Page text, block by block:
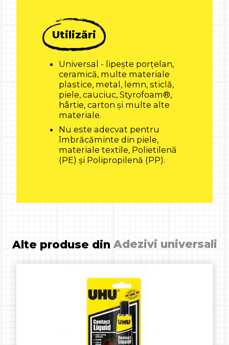
Utilizări
Universal - lipește porțelan,
ceramică, multe materiale
plastice, metal, lemn, sticlă,
piele, cauciuc, Styrofoam®,
hârtie, carton și multe alte
materiale.
Nu este adecvat pentru
îmbrăcăminte din piele,
materiale textile, Polietilenă
(PE) și Polipropilenă (PP).
Alte produse din Adezivi universali